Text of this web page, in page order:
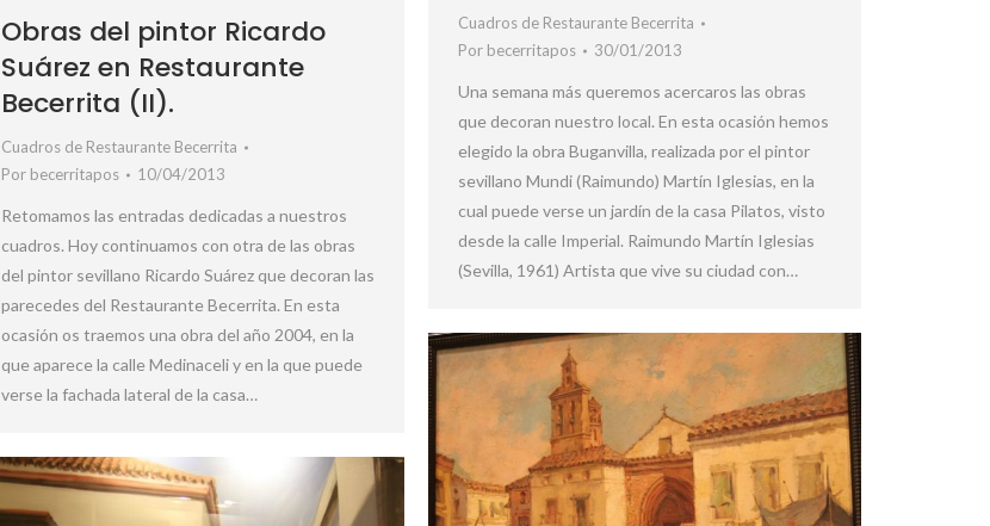
Obras del pintor Ricardo
Suárez en Restaurante
Becerrita (II).
Cuadros de Restaurante Becerrita
Por becerritapos 10/04/2013
Retomamos las entradas dedicadas a nuestros
cuadros. Hoy continuamos con otra de las obras
del pintor sevillano Ricardo Suárez que decoran las
parecedes del Restaurante Becerrita. En esta
ocasión os traemos una obra del año 2004, en la
que aparece la calle Medinaceli y en la que puede
verse la fachada lateral de la casa…
Cuadros de Restaurante Becerrita
Por becerritapos 30/01/2013
Una semana más queremos acercaros las obras
que decoran nuestro local. En esta ocasión hemos
elegido la obra Buganvilla, realizada por el pintor
sevillano Mundi (Raimundo) Martín Iglesias, en la
cual puede verse un jardín de la casa Pilatos, visto
desde la calle Imperial. Raimundo Martín Iglesias
(Sevilla, 1961) Artista que vive su ciudad con…